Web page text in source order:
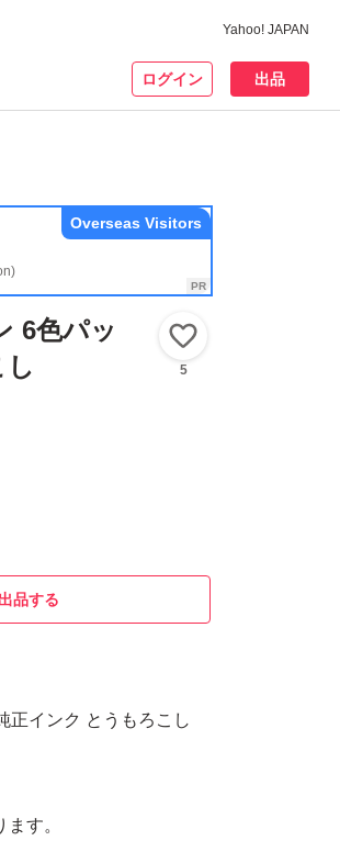
Yahoo! JAPAN
ログイン 出品
Overseas Visitors
6色パッ
5
品する
正インク とうもろこし
す。